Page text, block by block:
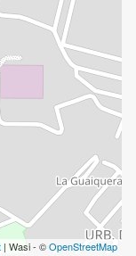
| Wasi - ©OpenStreetMap